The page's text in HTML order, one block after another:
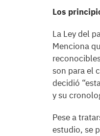
Los
La Ley del
Menciona
son para el
decidió
y su
Pese a
estudio, se